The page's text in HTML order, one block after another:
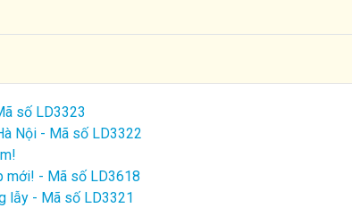
số LD3323
Nội - Mã số LD3322
mới! - Mã số LD3618
lẫy - Mã số LD3321